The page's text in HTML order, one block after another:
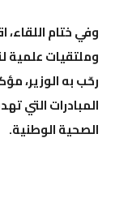
وفي ختام اللقاء،
وملتقيات علمية
رحّب به الوزير،
المبادرات التي
الصحية الوطنية.